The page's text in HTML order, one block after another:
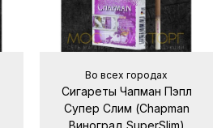
Во всех городах
Сигареты Чапман Пэпл
Супер Слим (Chapman
Виноград SuperSlim)